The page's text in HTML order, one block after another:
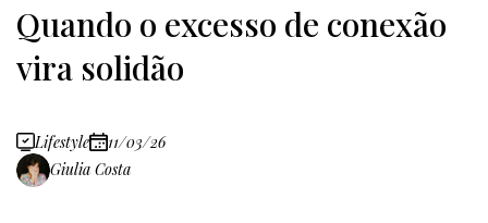
Quando o excesso de conexão
vira solidão
Lifestyle
11/03/26
Giulia Costa